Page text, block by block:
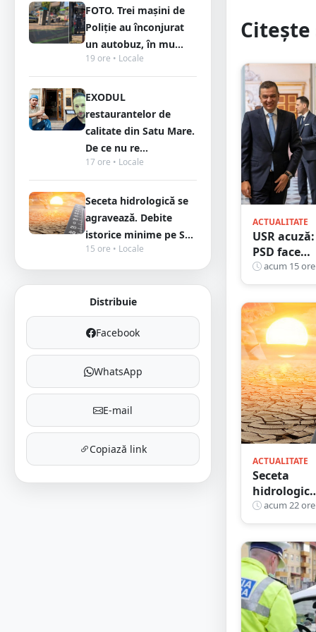
FOTO. Trei mașini de
Poliție au înconjurat
un autobuz, în mu...
19 ore • Locale
EXODUL
restaurantelor de
calitate din Satu Mare.
De ce nu re...
17 ore • Locale
Seceta hidrologică se
agravează. Debite
istorice minime pe S...
15 ore • Locale
Distribuie
Facebook
WhatsApp
E-mail
Copiază link
Citește
ACTUALITATE
USR acuză:
PSD face
totul pentru
ca
să piardă
miliarde de
euro din
PNRR
acum 15 ore
ACTUALITATE
Seceta
hidrologică
se
agravează.
Debite
istorice
minime pe
Someș.
Cursuri
de ape au
acum 22 ore